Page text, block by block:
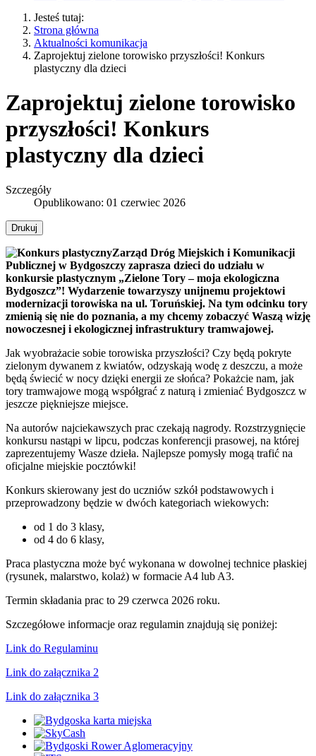
Jesteś tutaj:
Strona główna
Aktualności komunikacja
Zaprojektuj zielone torowisko przyszłości! Konkurs
plastyczny dla dzieci
Zaprojektuj zielone torowisko
przyszłości! Konkurs
plastyczny dla dzieci
Szczegóły
Opublikowano: 01 czerwiec 2026
Drukuj
Zarząd Dróg Miejskich i Komunikacji
Publicznej w Bydgoszczy zaprasza dzieci do udziału w
konkursie plastycznym „Zielone Tory – moja ekologiczna
Bydgoszcz”! Wydarzenie towarzyszy unijnemu projektowi
modernizacji torowiska na ul. Toruńskiej. Na tym odcinku tory
zmienią się nie do poznania, a my chcemy zobaczyć Waszą wizję
nowoczesnej i ekologicznej infrastruktury tramwajowej.
Jak wyobrażacie sobie torowiska przyszłości? Czy będą pokryte
zielonym dywanem z kwiatów, odzyskają wodę z deszczu, a może
będą świecić w nocy dzięki energii ze słońca? Pokażcie nam, jak
tory tramwajowe mogą współgrać z naturą i zmieniać Bydgoszcz w
jeszcze piękniejsze miejsce.
Na autorów najciekawszych prac czekają nagrody. Rozstrzygnięcie
konkursu nastąpi w lipcu, podczas konferencji prasowej, na której
zaprezentujemy Wasze dzieła. Najlepsze pomysły mogą trafić na
oficjalne miejskie pocztówki!
Konkurs skierowany jest do uczniów szkół podstawowych i
przeprowadzony będzie w dwóch kategoriach wiekowych:
od 1 do 3 klasy,
od 4 do 6 klasy,
Praca plastyczna może być wykonana w dowolnej technice płaskiej
(rysunek, malarstwo, kolaż) w formacie A4 lub A3.
Termin składania prac to 29 czerwca 2026 roku.
Szczegółowe informacje oraz regulamin znajdują się poniżej:
Link do Regulaminu
Link do załącznika 2
Link do załącznika 3